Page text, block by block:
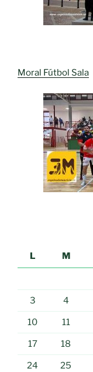
Moral Fútbol Sala
L
M
3 4
10 11
17 18
24 25